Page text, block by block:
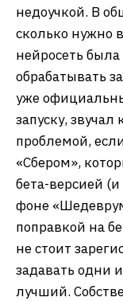
недоучкой. В
сколько нужно
нейросеть
обрабатывать
уже
запуску,
проблемой,
«Сбером»,
бета-версией
фоне
поправкой на
не стоит
задавать одни
лучший.